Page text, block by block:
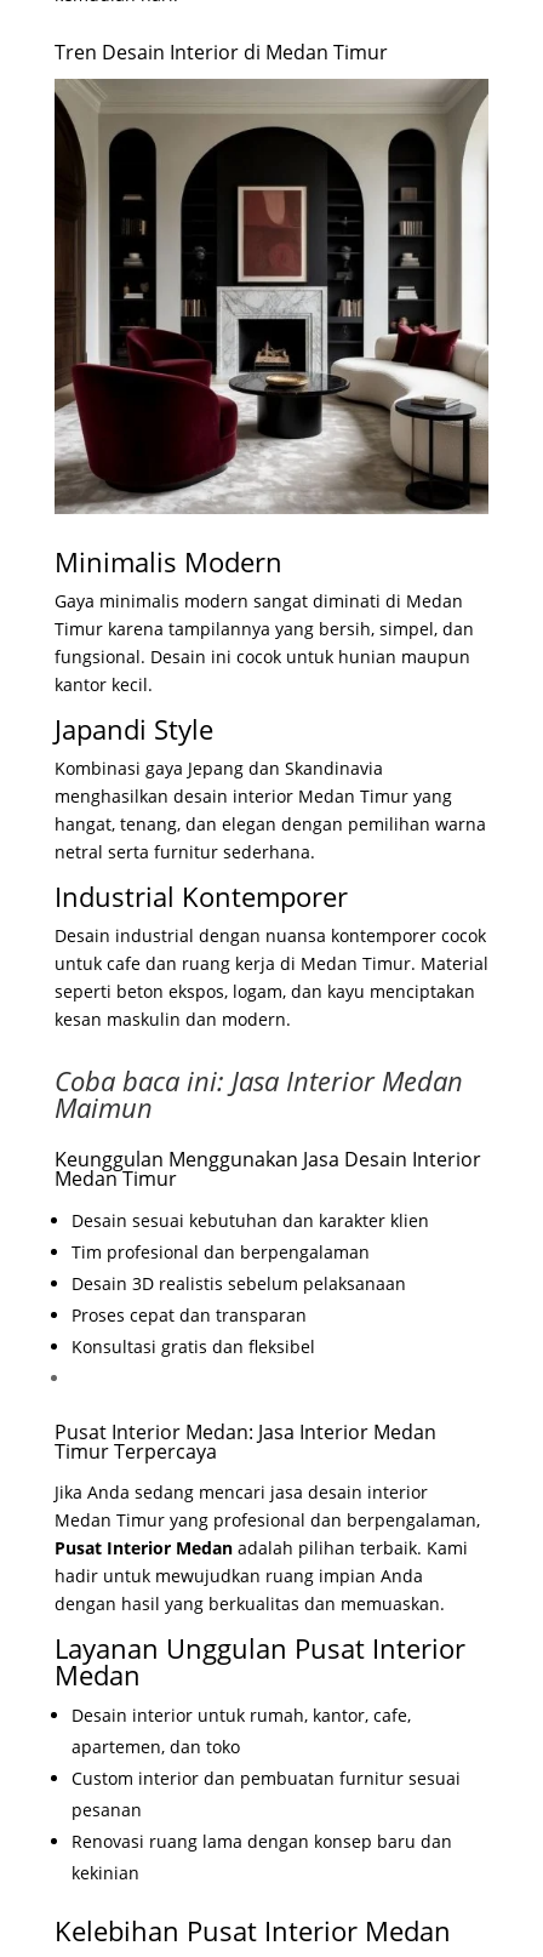
Tren Desain Interior di Medan Timur
Minimalis Modern
Gaya minimalis modern sangat diminati di Medan
Timur karena tampilannya yang bersih, simpel, dan
fungsional. Desain ini cocok untuk hunian maupun
kantor kecil.
Japandi Style
Kombinasi gaya Jepang dan Skandinavia
menghasilkan desain interior Medan Timur yang
hangat, tenang, dan elegan dengan pemilihan warna
netral serta furnitur sederhana.
Industrial Kontemporer
Desain industrial dengan nuansa kontemporer cocok
untuk cafe dan ruang kerja di Medan Timur. Material
seperti beton ekspos, logam, dan kayu menciptakan
kesan maskulin dan modern.
Coba baca ini: Jasa Interior Medan
Maimun
Keunggulan Menggunakan Jasa Desain Interior
Medan Timur
Desain sesuai kebutuhan dan karakter klien
Tim profesional dan berpengalaman
Desain 3D realistis sebelum pelaksanaan
Proses cepat dan transparan
Konsultasi gratis dan fleksibel
Pusat Interior Medan: Jasa Interior Medan
Timur Terpercaya
Jika Anda sedang mencari jasa desain interior
Medan Timur yang profesional dan berpengalaman,
Pusat Interior Medanadalah pilihan terbaik. Kami
hadir untuk mewujudkan ruang impian Anda
dengan hasil yang berkualitas dan memuaskan.
Layanan Unggulan Pusat Interior
Medan
Desain interior untuk rumah, kantor, cafe,
apartemen, dan toko
Custom interior dan pembuatan furnitur sesuai
pesanan
Renovasi ruang lama dengan konsep baru dan
kekinian
Kelebihan Pusat Interior Medan